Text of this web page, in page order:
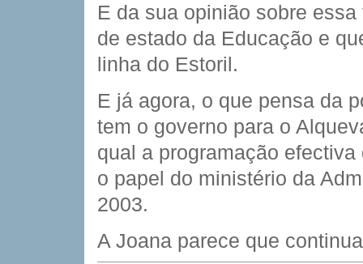
E da sua opinião sobre
de estado da Educação e
linha do Estoril.
E já agora, o que pensa da
tem o governo para o
qual a programação
o papel do ministério da
2003.
A Joana parece que